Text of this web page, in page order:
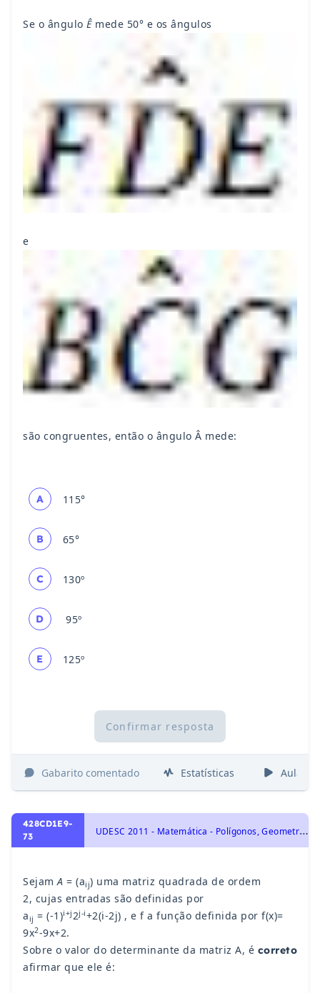
Se o ângulo Êmede 50° e os ângulos
e
são congruentes, então o ângulo Â mede:
A 115°
B 65°
C 130º
D 95º
E 125º
Confirmar resposta
Gabarito comentado Estatísticas Aulas
428CD1E9-
73
U
DESC 2011 - Matemática - Polígonos, Geometria Plana
SejamA = (aij) uma matriz quadrada de ordem
2, cujas entradas são definidas por
a ij = (-1)i+j2j-i+2(i-2j) , e f a função definida por f(x)=
9x2-9x+2.
Sobre o valor do determinante da matriz A, é correto
afirmar que ele é: